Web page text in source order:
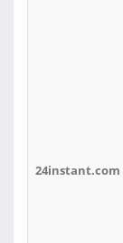
24instant.com